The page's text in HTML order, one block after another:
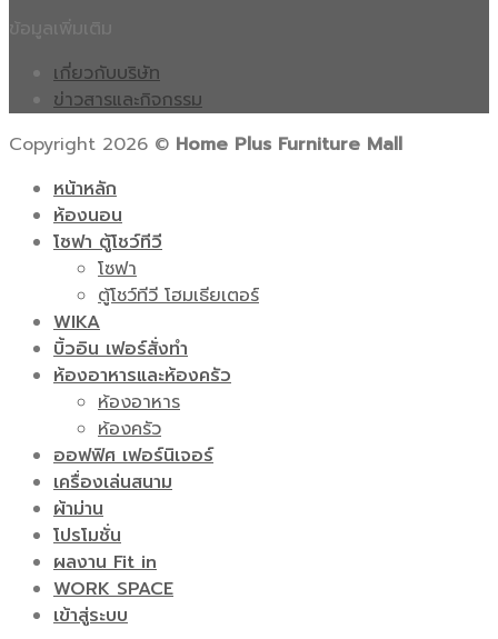
เกี่ยวกับบริษัท
ข่าวสารและกิจกรรม
Copyright 2026 © Home Plus Furniture Mall
หน้าหลัก
ห้องนอน
โซฟา ตู้โชว์ทีวี
โซฟา
ตู้โชว์ทีวี โฮมเธียเตอร์
WIKA
บิ้วอิน เฟอร์สั่งทำ
ห้องอาหารและห้องครัว
ห้องอาหาร
ห้องครัว
ออฟฟิศ เฟอร์นิเจอร์
เครื่องเล่นสนาม
ผ้าม่าน
โปรโมชั่น
ผลงาน Fit in
WORK SPACE
เข้าสู่ระบบ